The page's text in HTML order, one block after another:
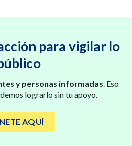
para vigilar lo
y personas informadas. Eso
lograrlo sin tu apoyo.
AQUÍ